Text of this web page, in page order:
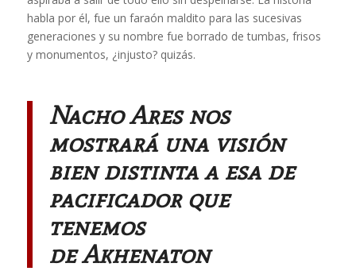
habla por él, fue un faraón maldito para las sucesivas
generaciones y su nombre fue borrado de tumbas, frisos
y monumentos, ¿injusto? quizás.
Nacho Aresnos
mostrará una visión
bien distinta a esa de
pacificador que
tenemos
de Akhenaton